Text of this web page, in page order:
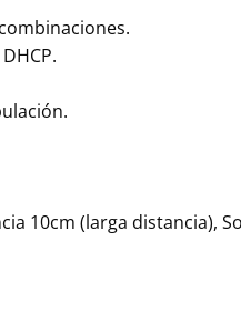
10cm (larga distancia),